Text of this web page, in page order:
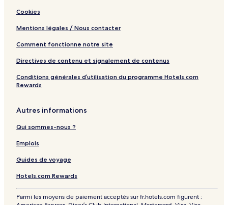
Cookies
Mentions légales / Nous contacter
Comment fonctionne notre site
Directives de contenu et signalement de contenus
Conditions générales d’utilisation du programme Hotels.com
Rewards
Autres informations
Qui sommes-nous ?
Emplois
Guides de voyage
Hotels.com Rewards
Parmi les moyens de paiement acceptés sur fr.hotels.com figurent :